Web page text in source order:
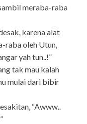
meraba-raba
karena alat
raba oleh Utun,
yah tun..!”
tak mau kalah
mulai dari bibir
“Awww..